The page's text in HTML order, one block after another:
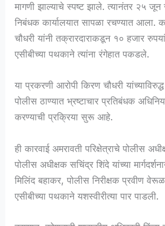
मागणी झाल्याचे स्पष्ट झाले. त्यानंतर २५ जून
निबंधक कार्यालयात सापळा रचण्यात आला.
चौधरी यांनी तक्रारदाराकडून १० हजार
एसीबीच्या पथकाने त्यांना रंगेहात पकडले.
या प्रकरणी आरोपी किरण चौधरी
पोलीस ठाण्यात भ्रष्टाचार प्रतिबंधक
करण्याची प्रक्रिया सुरू आहे.
ही कारवाई अमरावती परिक्षेत्राचे पोलीस
पोलीस अधीक्षक सचिंद्र शिंदे यांच्या
मिलिंद बहाकर, पोलीस निरीक्षक प्रवीण
एसीबीच्या पथकाने यशस्वीरीत्या पार पाडली.